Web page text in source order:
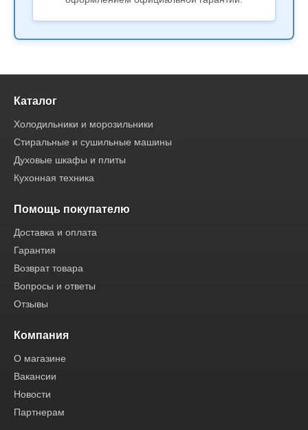
Каталог
Холодильники и морозильники
Стиральные и сушильные машины
Духовые шкафы и плиты
Кухонная техника
Помощь покупателю
Доставка и оплата
Гарантия
Возврат товара
Вопросы и ответы
Отзывы
Компания
О магазине
Вакансии
Новости
Партнерам